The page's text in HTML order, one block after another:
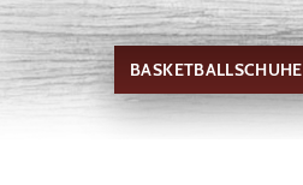
BASKETBALLSCHUHE